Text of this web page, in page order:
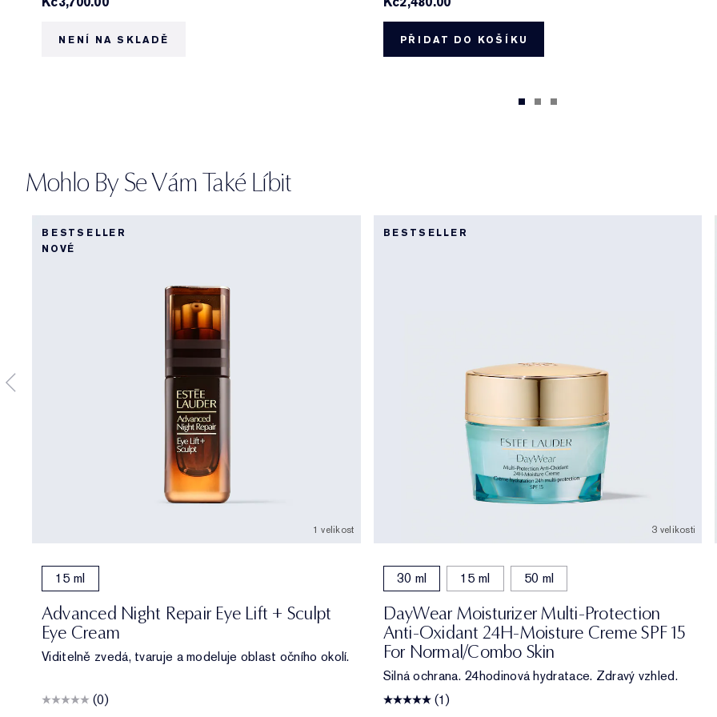
NENÍ NA SKLADĚ PŘIDAT DO KOŠÍKU
Mohlo By Se Vám Také Líbit
BESTSELLER
NOVÉ
1 velikost
15 ml
Advanced Night Repair Eye Lift + Sculpt
Eye Cream
Viditelně zvedá, tvaruje a modeluje oblast očního okolí.
(0)
BESTSELLER
3 velikosti
30 ml 15 ml 50 ml
DayWear Moisturizer Multi-Protection
Anti-Oxidant 24H-Moisture Creme SPF 15
For Normal/Combo Skin
Silná ochrana. 24hodinová hydratace. Zdravý vzhled.
(1)